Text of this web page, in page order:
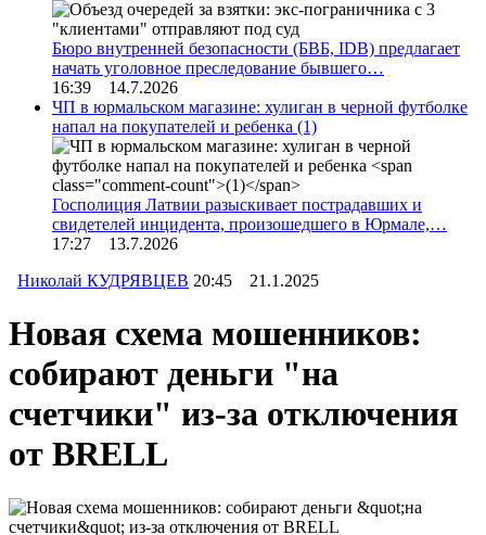
Бюро внутренней безопасности (БВБ, IDB) предлагает
начать уголовное преследование бывшего…
16:39 14.7.2026
ЧП в юрмальском магазине: хулиган в черной футболке
напал на покупателей и ребенка (1)
Госполиция Латвии разыскивает пострадавших и
свидетелей инцидента, произошедшего в Юрмале,…
17:27 13.7.2026
Николай КУДРЯВЦЕВ 20:45 21.1.2025
Новая схема мошенников:
собирают деньги "на
счетчики" из-за отключения
от BRELL